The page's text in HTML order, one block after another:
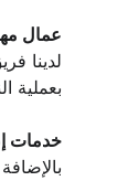
عمال
لدينا
بعملية
خدمات